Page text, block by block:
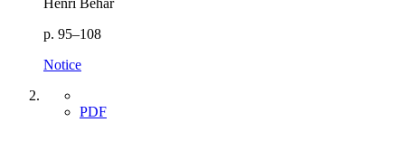
p. 95–108
Notice
PDF